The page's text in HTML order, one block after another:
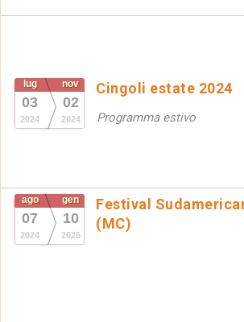
lug
03
2024
nov
02
2024
Cingoli estate 2024
Programma estivo
ago
07
2024
gen
10
2025
Festival
(MC)